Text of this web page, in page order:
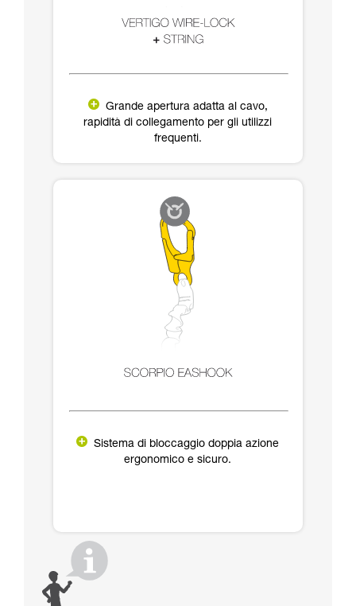
Grande apertura adatta al cavo,
rapidità di collegamento per gli utilizzi
frequenti.
Sistema di bloccaggio doppia azione
ergonomico e sicuro.